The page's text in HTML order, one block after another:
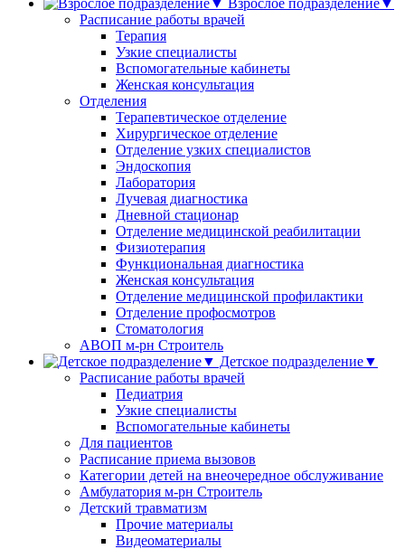
Взрослое подразделение▼
Расписание работы врачей
Терапия
Узкие специалисты
Вспомогательные кабинеты
Женская консультация
Отделения
Терапевтическое отделение
Хирургическое отделение
Отделение узких специалистов
Эндоскопия
Лаборатория
Лучевая диагностика
Дневной стационар
Отделение медицинской реабилитации
Физиотерапия
Функциональная диагностика
Женская консультация
Отделение медицинской профилактики
Отделение профосмотров
Стоматология
АВОП м-рн Строитель
Детское подразделение▼
Расписание работы врачей
Педиатрия
Узкие специалисты
Вспомогательные кабинеты
Для пациентов
Расписание приема вызовов
Категории детей на внеочередное обслуживание
Амбулатория м-рн Строитель
Детский травматизм
Прочие материалы
Видеоматериалы